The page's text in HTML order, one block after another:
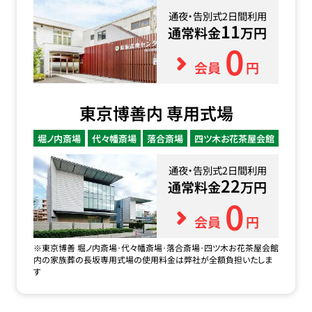
通夜・告別式2日間利用
通常料金11万円
会員 0円
東京博善内 専用式場
堀ノ内斎場 代々幡斎場 落合斎場 四ツ木お花茶屋会館
通夜・告別式2日間利用
通常料金22万円
会員 0円
※東京博善 堀ノ内斎場･代々幡斎場･落合斎場･四ツ木お花茶屋会館
内の家族葬の長坂専用式場の使用料金は弊社が全額負担いたしま
す